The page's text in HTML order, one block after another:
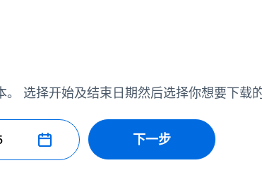
选择开始及结束日期然后选择你想要下载
下一步